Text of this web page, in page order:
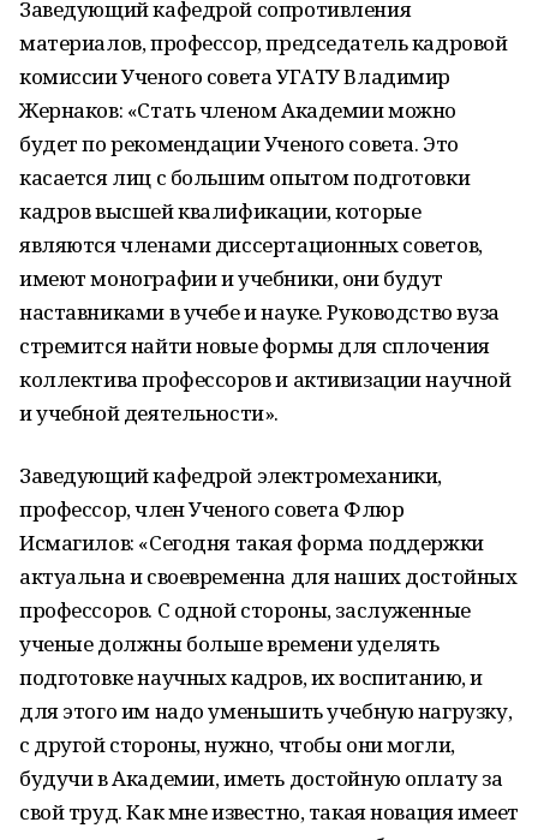
Заведующий кафедрой сопротивления
материалов, профессор, председатель кадровой
комиссии Ученого совета УГАТУ Владимир
Жернаков: «Стать членом Академии можно
будет по рекомендации Ученого совета. Это
касается лиц с большим опытом подготовки
кадров высшей квалификации, которые
являются членами диссертационных советов,
имеют монографии и учебники, они будут
наставниками в учебе и науке. Руководство вуза
стремится найти новые формы для сплочения
коллектива профессоров и активизации научной
и учебной деятельности».
Заведующий кафедрой электромеханики,
профессор, член Ученого совета Флюр
Исмагилов: «Сегодня такая форма поддержки
актуальна и своевременна для наших достойных
профессоров. С одной стороны, заслуженные
ученые должны больше времени уделять
подготовке научных кадров, их воспитанию, и
для этого им надо уменьшить учебную нагрузку,
с другой стороны, нужно, чтобы они могли,
будучи в Академии, иметь достойную оплату за
свой труд. Как мне известно, такая новация имеет